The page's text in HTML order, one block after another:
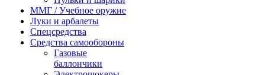
ММГ / Учебное оружие
Луки и арбалеты
Спецсредства
Средства самообороны
Газовые
баллончики